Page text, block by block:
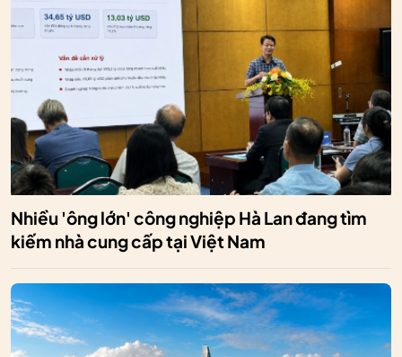
Nhiều 'ông lớn' công nghiệp Hà Lan đang tìm
kiếm nhà cung cấp tại Việt Nam